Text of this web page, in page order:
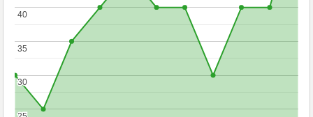
30
30
35
35
40
40